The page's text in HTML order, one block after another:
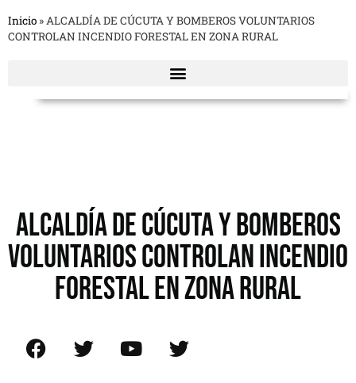
Inicio » ALCALDÍA DE CÚCUTA Y BOMBEROS VOLUNTARIOS
CONTROLAN INCENDIO FORESTAL EN ZONA RURAL
ALCALDÍA DE CÚCUTA Y BOMBEROS
VOLUNTARIOS CONTROLAN INCENDIO
FORESTAL EN ZONA RURAL